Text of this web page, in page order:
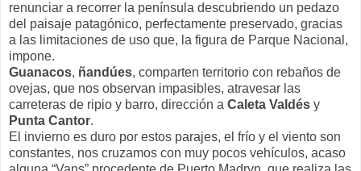
renunciar a recorrer la península descubriendo un pedazo
del paisaje patagónico, perfectamente preservado, gracias
a las limitaciones de uso que, la figura de Parque Nacional,
impone.
Guanacos, ñandúes, comparten territorio con rebaños de
ovejas, que nos observan impasibles, atravesar las
carreteras de ripio y barro, dirección a Caleta Valdés y
Punta Cantor.
El invierno es duro por estos parajes, el frío y el viento son
constantes, nos cruzamos con muy pocos vehículos, acaso